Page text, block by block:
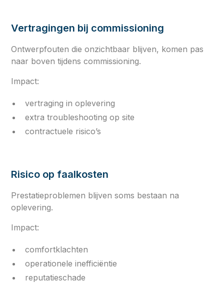
Vertragingen bij commissioning
Ontwerpfouten die onzichtbaar blijven, komen pas
naar boven tijdens commissioning.
Impact:
vertraging in oplevering
extra troubleshooting op site
contractuele risico’s
Risico op faalkosten
Prestatieproblemen blijven soms bestaan na
oplevering.
Impact:
comfortklachten
operationele inefficiëntie
reputatieschade